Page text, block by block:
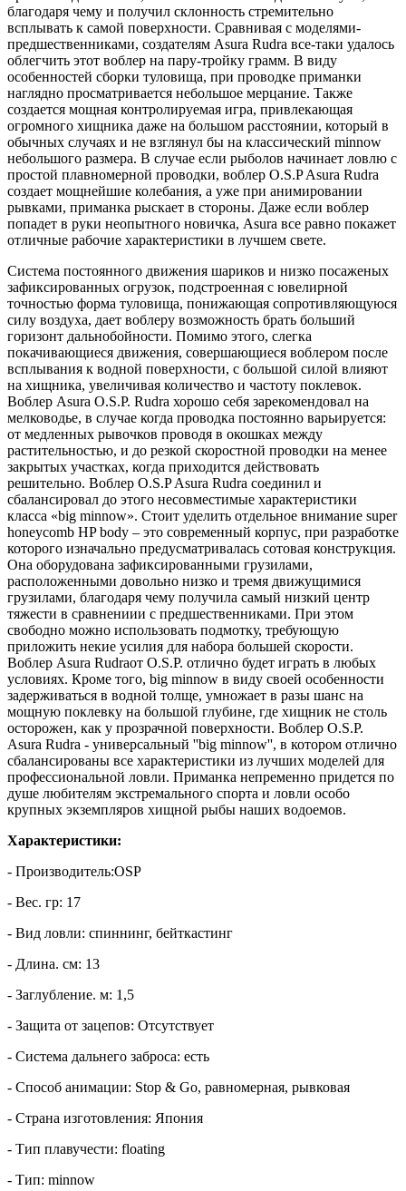
благодаря чему и получил склонность стремительно
всплывать к самой поверхности. Сравнивая с моделями-
предшественниками, создателям Asura Rudra все-таки удалось
облегчить этот воблер на пару-тройку грамм. В виду
особенностей сборки туловища, при проводке приманки
наглядно просматривается небольшое мерцание. Также
создается мощная контролируемая игра, привлекающая
огромного хищника даже на большом расстоянии, который в
обычных случаях и не взглянул бы на классический minnow
небольшого размера. В случае если рыболов начинает ловлю с
простой плавномерной проводки, воблер O.S.P Asura Rudra
создает мощнейшие колебания, а уже при анимировании
рывками, приманка рыскает в стороны. Даже если воблер
попадет в руки неопытного новичка, Asura все равно покажет
отличные рабочие характеристики в лучшем свете.
Система постоянного движения шариков и низко посаженых
зафиксированных огрузок, подстроенная с ювелирной
точностью форма туловища, понижающая сопротивляющуюся
силу воздуха, дает воблеру возможность брать больший
горизонт дальнобойности. Помимо этого, слегка
покачивающиеся движения, совершающиеся воблером после
всплывания к водной поверхности, с большой силой влияют
на хищника, увеличивая количество и частоту поклевок.
Воблер Asura O.S.P. Rudra хорошо себя зарекомендовал на
мелководье, в случае когда проводка постоянно варьируется:
от медленных рывочков проводя в окошках между
растительностью, и до резкой скоростной проводки на менее
закрытых участках, когда приходится действовать
решительно. Воблер O.S.P Asura Rudra соединил и
сбалансировал до этого несовместимые характеристики
класса «big minnow». Стоит уделить отдельное внимание super
honeycomb HP body – это современный корпус, при разработке
которого изначально предусматривалась сотовая конструкция.
Она оборудована зафиксированными грузилами,
расположенными довольно низко и тремя движущимися
грузилами, благодаря чему получила самый низкий центр
тяжести в сравнениии с предшественниками. При этом
свободно можно использовать подмотку, требующую
приложить некие усилия для набора большей скорости.
Воблер Asura Rudraот O.S.P. отлично будет играть в любых
условиях. Кроме того, big minnow в виду своей особенности
задерживаться в водной толще, умножает в разы шанс на
мощную поклевку на большой глубине, где хищник не столь
осторожен, как у прозрачной поверхности. Воблер O.S.P.
Asura Rudra - универсальный ''big minnow'', в котором отлично
сбалансированы все характеристики из лучших моделей для
профессиональной ловли. Приманка непременно придется по
душе любителям экстремального спорта и ловли особо
крупных экземпляров хищной рыбы наших водоемов.
Характеристики:
- Производитель:OSP
- Вес. гр: 17
- Вид ловли: спиннинг, бейткастинг
- Длина. см: 13
- Заглубление. м: 1,5
- Защита от зацепов: Отсутствует
- Система дальнего заброса: есть
- Способ анимации: Stop & Go, равномерная, рывковая
- Страна изготовления: Япония
- Тип плавучести: floating
- Тип: minnow